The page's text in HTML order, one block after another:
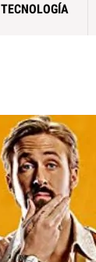
TECNOLOGÍA